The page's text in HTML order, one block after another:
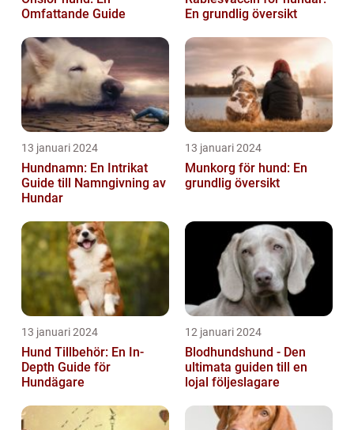
Omfattande Guide
En grundlig översikt
13 januari 2024
Hundnamn: En Intrikat
Guide till Namngivning av
Hundar
13 januari 2024
Munkorg för hund: En
grundlig översikt
13 januari 2024
Hund Tillbehör: En In-
Depth Guide för
Hundägare
12 januari 2024
Blodhundshund - Den
ultimata guiden till en
lojal följeslagare